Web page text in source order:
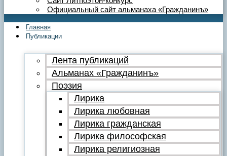
Официальный сайт альманаха «Гражданинъ»
Главная
Публикации
Лента публикаций
Альманах «Гражданинъ»
Поэзия
Лирика
Лирика любовная
Лирика гражданская
Лирика философская
Лирика религиозная